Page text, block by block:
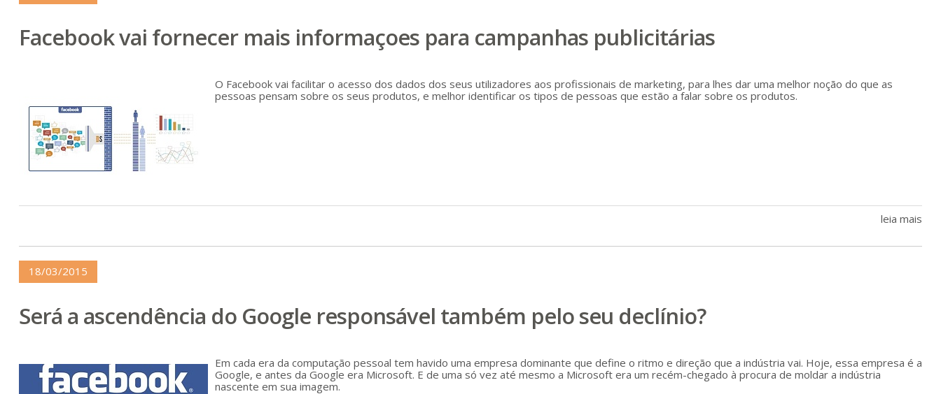
Facebook vai fornecer mais informaçoes para campanhas publicitárias
O Facebook vai facilitar o acesso dos dados dos seus utilizadores aos profissionais de marketing, para lhes dar uma melhor noção do que as
pessoas pensam sobre os seus produtos, e melhor identificar os tipos de pessoas que estão a falar sobre os produtos.
leia mais
18/03/2015
Será a ascendência do Google responsável também pelo seu declínio?
Em cada era da computação pessoal tem havido uma empresa dominante que define o ritmo e direção que a indústria vai. Hoje, essa empresa é a
Google, e antes da Google era Microsoft. E de uma só vez até mesmo a Microsoft era um recém-chegado à procura de moldar a indústria
nascente em sua imagem.